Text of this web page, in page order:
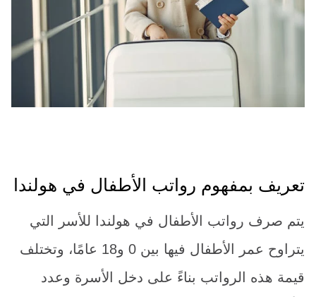
تعريف بمفهوم رواتب الأطفال في هولندا
يتم صرف رواتب الأطفال في هولندا للأسر التي
يتراوح عمر الأطفال فيها بين 0 و18 عامًا، وتختلف
قيمة هذه الرواتب بناءً على دخل الأسرة وعدد